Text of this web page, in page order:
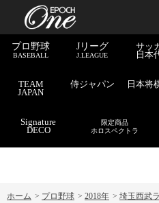
プロ野球
BASEBALL
Jリーグ
J.LEAGUE
サッ
日本
TEAM
JAPAN
侍ジャパン 日本将
Signature
DECO
限定商品
ホロスペクトラ
ホーム > プロ野球 > 2018年 > 埼玉西武